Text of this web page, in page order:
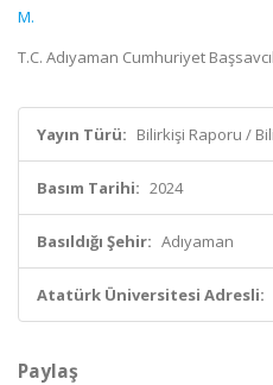
M.
T.C. Adıyaman Cumhuriyet
Yayın Türü: Bilirkişi Raporu /
Basım Tarihi: 2024
Basıldığı Şehir: Adıyaman
Atatürk Üniversitesi Adresli:
Paylaş